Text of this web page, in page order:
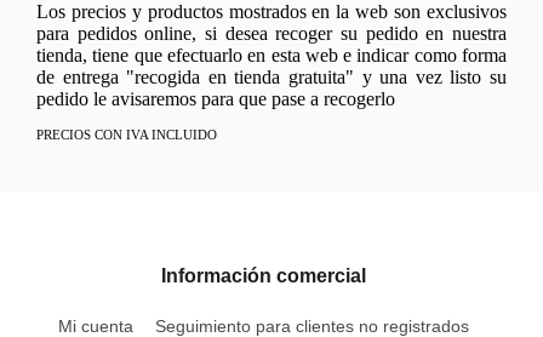
Los precios y productos mostrados en la web son exclusivos
para pedidos online, si desea recoger su pedido en nuestra
tienda, tiene que efectuarlo en esta web e indicar como forma
de entrega "recogida en tienda gratuita" y una vez listo su
pedido le avisaremos para que pase a recogerlo
PRECIOS CON IVA INCLUIDO
Información comercial
Mi cuenta
Seguimiento para clientes no registrados